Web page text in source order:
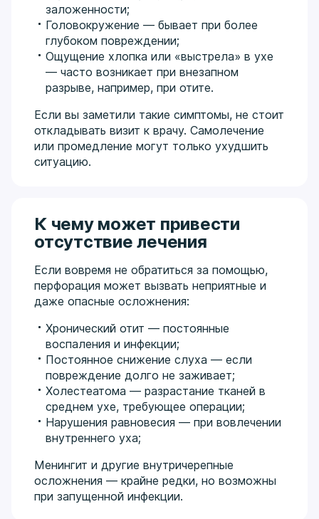
заложенности;
Головокружение — бывает при более
глубоком повреждении;
Ощущение хлопка или «выстрела» в ухе
— часто возникает при внезапном
разрыве, например, при отите.
Если вы заметили такие симптомы, не стоит
откладывать визит к врачу. Самолечение
или промедление могут только ухудшить
ситуацию.
К чему может привести
отсутствие лечения
Если вовремя не обратиться за помощью,
перфорация может вызвать неприятные и
даже опасные осложнения:
Хронический отит — постоянные
воспаления и инфекции;
Постоянное снижение слуха — если
повреждение долго не заживает;
Холестеатома — разрастание тканей в
среднем ухе, требующее операции;
Нарушения равновесия — при вовлечении
внутреннего уха;
Менингит и другие внутричерепные
осложнения — крайне редки, но возможны
при запущенной инфекции.